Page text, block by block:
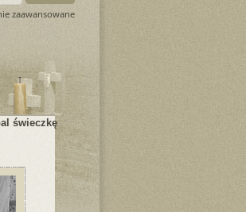
zaawansowane
świeczkę